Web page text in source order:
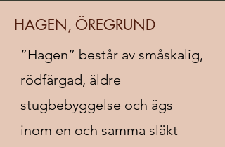
HAGEN, ÖREGRUND
”Hagen” består av småskalig,
rödfärgad, äldre
stugbebyggelse och ägs
inom en och samma släkt